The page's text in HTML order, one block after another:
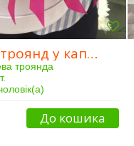
25 рожевих троянд у капелюшної коробки
троянда
До кошика